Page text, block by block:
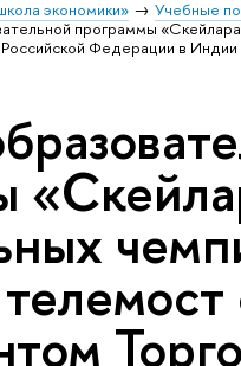
экономики» Учебные
программы
Российской Федерации в